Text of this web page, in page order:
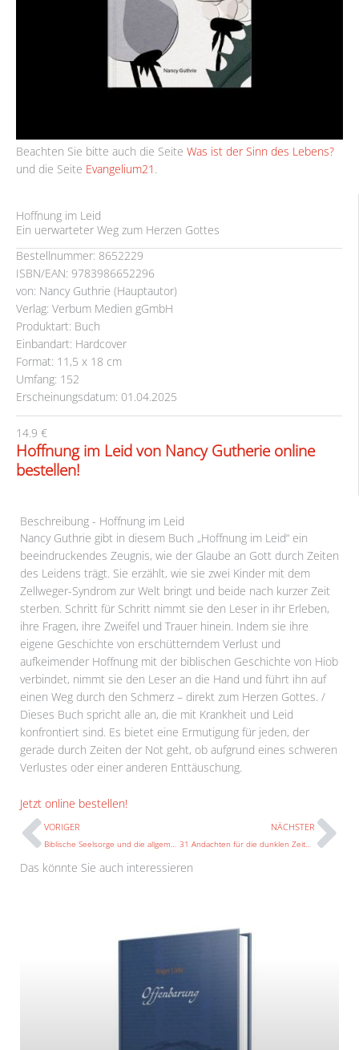
Hoffnung im Leid
Ein uerwarteter Weg zum Herzen Gottes
Bestellnummer: 8652229
ISBN/EAN: 9783986652296
von: Nancy Guthrie (Hauptautor)
Verlag: Verbum Medien gGmbH
Produktart: Buch
Einbandart: Hardcover
Format: 11,5 x 18 cm
Umfang: 152
Erscheinungsdatum: 01.04.2025
14.9 €
Hoffnung im Leid von Nancy Gutherie online
bestellen!
Beachten Sie bitte auch die Seite Was ist der Sinn des Lebens?
und die Seite Evangelium21
Beschreibung - Hoffnung im Leid
Nancy Guthrie gibt in diesem Buch „Hoffnung im Leid“ ein
beeindruckendes Zeugnis, wie der Glaube an Gott durch Zeiten
des Leidens trägt. Sie erzählt, wie sie zwei Kinder mit dem
Zellweger-Syndrom zur Welt bringt und beide nach kurzer Zeit
sterben. Schritt für Schritt nimmt sie den Leser in ihr Erleben,
ihre Fragen, ihre Zweifel und Trauer hinein. Indem sie ihre
eigene Geschichte von erschütterndem Verlust und
aufkeimender Hoffnung mit der biblischen Geschichte von Hiob
verbindet, nimmt sie den Leser an die Hand und führt ihn auf
einen Weg durch den Schmerz – direkt zum Herzen Gottes. /
Dieses Buch spricht alle an, die mit Krankheit und Leid
konfrontiert sind. Es bietet eine Ermutigung für jeden, der
gerade durch Zeiten der Not geht, ob aufgrund eines schweren
Verlustes oder einer anderen Enttäuschung.
Jetzt online bestellen!
Prev
VORIGER
Biblische Seelsorge und die allgemeine Gnade
NÄCHSTER
31 Andachten für die dunklen Zeiten in der Depression
Das könnte Sie auch interessieren